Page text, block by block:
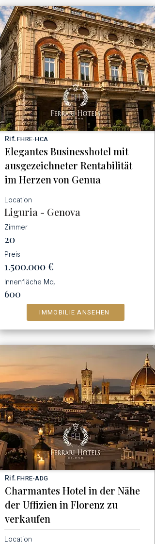
Rif.FHRE-HCA
Elegantes Businesshotel mit
ausgezeichneter Rentabilität
im Herzen von Genua
Location
Liguria - Genova
Zimmer
20
Preis
1.500.000€
Innenfläche Mq.
600
IMMOBILIE ANSEHEN
Rif.FHRE-ADG
Charmantes Hotel in der Nähe
der Uffizien in Florenz zu
verkaufen
Location